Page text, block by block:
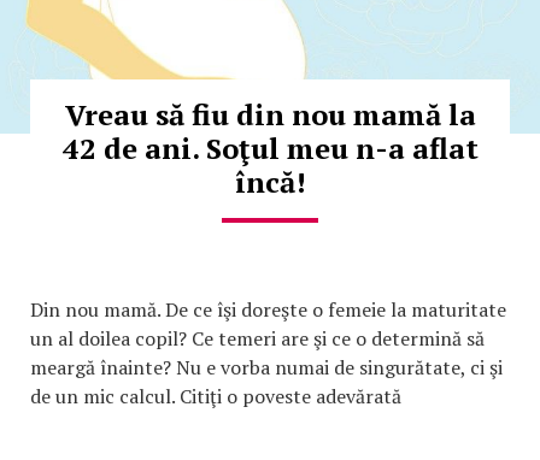
Vreau să fiu din nou mamă la
42 de ani. Soţul meu n-a aflat
încă!
Din nou mamă. De ce îşi doreşte o femeie la maturitate
un al doilea copil? Ce temeri are şi ce o determină să
meargă înainte? Nu e vorba numai de singurătate, ci şi
de un mic calcul. Citiţi o poveste adevărată